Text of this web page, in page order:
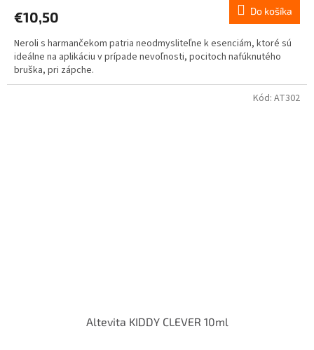
€10,50 Do košíka
Neroli s harmančekom patria neodmysliteľne k esenciám, ktoré sú
ideálne na aplikáciu v prípade nevoľnosti, pocitoch nafúknutého
bruška, pri zápche.
Altevita KIDDY CLEVER 10ml
Kód: AT302